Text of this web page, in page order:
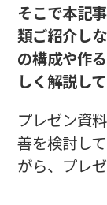
そこで本記
類ご紹介し
の構成や作
しく解説し
プレゼン資
善を検討し
がら、プレ